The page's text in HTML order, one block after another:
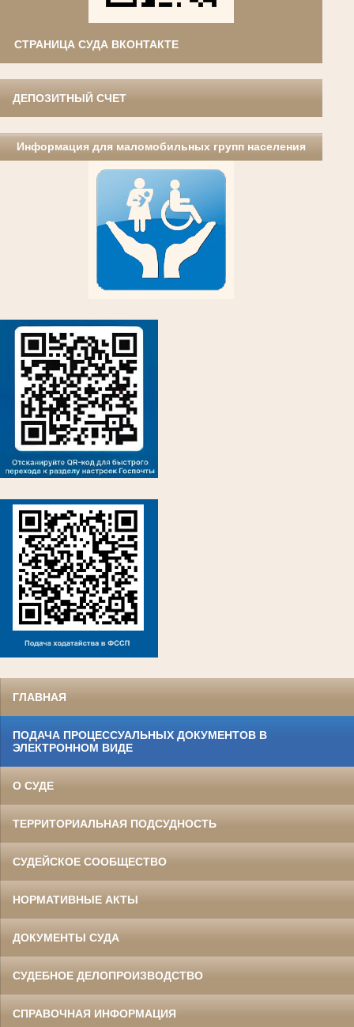
СТРАНИЦА СУДА ВКОНТАКТЕ
ДЕПОЗИТНЫЙ СЧЕТ
Информация для маломобильных групп населения
ГЛАВНАЯ
ПОДАЧА ПРОЦЕССУАЛЬНЫХ ДОКУМЕНТОВ В
ЭЛЕКТРОННОМ ВИДЕ
О СУДЕ
ТЕРРИТОРИАЛЬНАЯ ПОДСУДНОСТЬ
СУДЕЙСКОЕ СООБЩЕСТВО
НОРМАТИВНЫЕ АКТЫ
ДОКУМЕНТЫ СУДА
СУДЕБНОЕ ДЕЛОПРОИЗВОДСТВО
СПРАВОЧНАЯ ИНФОРМАЦИЯ